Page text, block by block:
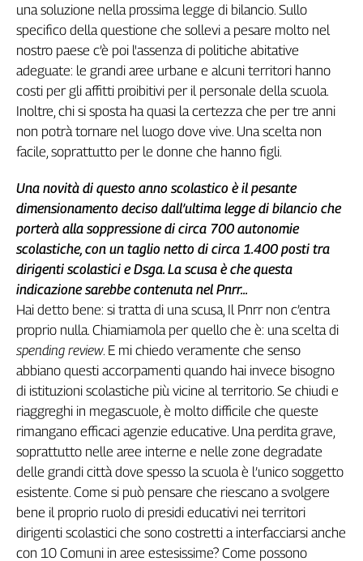
Basilicata
Calabria
Campania
Emilia-
Romagna
Friuli
Venezia
Giulia
Lazio
Liguria
Lombardia
Marche
Piemonte
Puglia
Sardegna
Sicilia
Toscana
Trentino
Umbria
Valle
D'Aosta
Veneto
Archivio
Storico
1955-
2014
una soluzione nella prossima legge di bilancio. Sullo
specifico della questione che sollevi a pesare molto nel
nostro paese c’è poi l'assenza di politiche abitative
adeguate: le grandi aree urbane e alcuni territori hanno
costi per gli affitti proibitivi per il personale della scuola.
Inoltre, chi si sposta ha quasi la certezza che per tre anni
non potrà tornare nel luogo dove vive. Una scelta non
facile, soprattutto per le donne che hanno figli.
Una novità di questo anno scolastico è il pesante
dimensionamento deciso dall’ultima legge di bilancio che
porterà alla soppressione di circa 700 autonomie
scolastiche, con un taglio netto di circa 1.400 posti tra
dirigenti scolastici e Dsga. La scusa è che questa
indicazione sarebbe contenuta nel Pnrr...
Hai detto bene: si tratta di una scusa, Il Pnrr non c’entra
proprio nulla. Chiamiamola per quello che è: una scelta di
spending review. E mi chiedo veramente che senso
abbiano questi accorpamenti quando hai invece bisogno
di istituzioni scolastiche più vicine al territorio. Se chiudi e
riaggreghi in megascuole, è molto difficile che queste
rimangano efficaci agenzie educative. Una perdita grave,
soprattutto nelle aree interne e nelle zone degradate
delle grandi città dove spesso la scuola è l’unico soggetto
esistente. Come si può pensare che riescano a svolgere
bene il proprio ruolo di presidi educativi nei territori
dirigenti scolastici che sono costretti a interfacciarsi anche
con 10 Comuni in aree estesissime? Come possono